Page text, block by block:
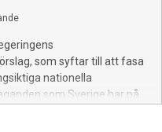
som syftar till att fasa
nationella
som Sverige har på